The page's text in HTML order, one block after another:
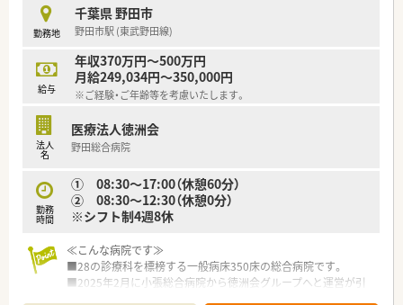
でいる病院です。
■ICT・ASTチーム、NST・褥瘡チーム、緩和ケアチームなど他職種
と連携したチーム医療を積極的に行っています。
≪業務内容≫
・内用薬、外用薬の調剤、監査
・注射（抗がん剤、ＴＰＮ混注あり）
・病棟業務
・薬物血中濃度モニタリング（TDM）
・治験業務
・薬学生実習受け入れ
≪病院概要≫
◆病床数
総病床数:185床
勤務地
千葉県 野田市
野田市駅 (東武野田線)
給与
年収370万円～500万円
月給249,034円～350,000円
※ご経験・ご年齢等を考慮いたします。
法人
名
医療法人徳洲会
野田総合病院
勤務
時間
① 08:30～17:00（休憩60分）
② 08:30～12:30（休憩0分）
※シフト制4週8休
≪こんな病院です≫
■28の診療科を標榜する一般病床350床の総合病院です。
■2025年2月に小張総合病院から徳洲会グループへと運営が引